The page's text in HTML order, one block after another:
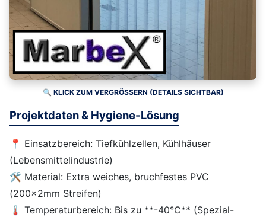
🔍 KLICK ZUM VERGRÖSSERN (DETAILS SICHTBAR)
Projektdaten & Hygiene-Lösung
📍 Einsatzbereich: Tiefkühlzellen, Kühlhäuser
(Lebensmittelindustrie)
🛠️ Material: Extra weiches, bruchfestes PVC
(200x2mm Streifen)
🌡️ Temperaturbereich: Bis zu **-40°C** (Spezial-